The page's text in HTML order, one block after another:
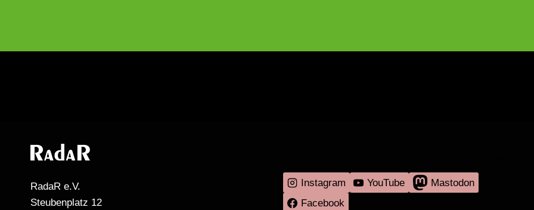
RadaR e.V.
Steubenplatz 12
Instagram YouTube
Mastodon
Facebook